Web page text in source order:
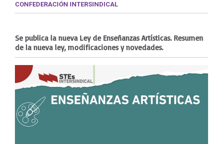
CONFEDERACIÓN INTERSINDICAL
Se publica la nueva Ley de Enseñanzas Artísticas. Resumen
de la nueva ley, modificaciones y novedades.